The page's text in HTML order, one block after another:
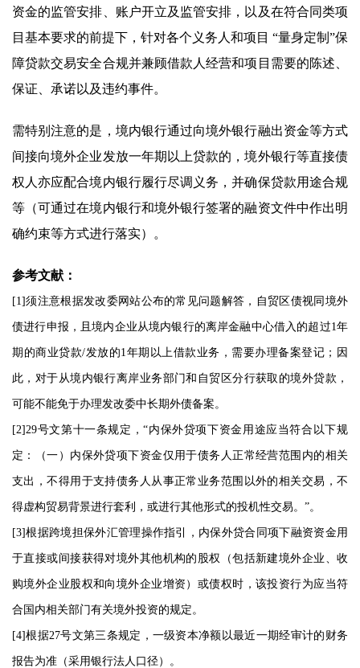
资金的监管安排、账户开立及监管安排，以及在符合同类项
目基本要求的前提下，针对各个义务人和项目 “量身定制”保
障贷款交易安全合规并兼顾借款人经营和项目需要的陈述、
保证、承诺以及违约事件。
需特别注意的是，境内银行通过向境外银行融出资金等方式
间接向境外企业发放一年期以上贷款的，境外银行等直接债
权人亦应配合境内银行履行尽调义务，并确保贷款用途合规
等（可通过在境内银行和境外银行签署的融资文件中作出明
确约束等方式进行落实）。
参考文献：
[1]须注意根据发改委网站公布的常见问题解答，自贸区债视同境外
债进行申报，且境内企业从境内银行的离岸金融中心借入的超过1年
期的商业贷款/发放的1年期以上借款业务，需要办理备案登记；因
此，对于从境内银行离岸业务部门和自贸区分行获取的境外贷款，
可能不能免于办理发改委中长期外债备案。
[2]29号文第十一条规定，“内保外贷项下资金用途应当符合以下规
定：（一）内保外贷项下资金仅用于债务人正常经营范围内的相关
支出，不得用于支持债务人从事正常业务范围以外的相关交易，不
得虚构贸易背景进行套利，或进行其他形式的投机性交易。”。
[3]根据跨境担保外汇管理操作指引，内保外贷合同项下融资资金用
于直接或间接获得对境外其他机构的股权（包括新建境外企业、收
购境外企业股权和向境外企业增资）或债权时，该投资行为应当符
合国内相关部门有关境外投资的规定。
[4]根据27号文第三条规定，一级资本净额以最近一期经审计的财务
报告为准（采用银行法人口径）。